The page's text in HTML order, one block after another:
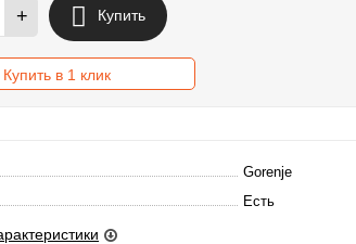
+ Купить
Купить в 1 клик
Gorenje
Есть